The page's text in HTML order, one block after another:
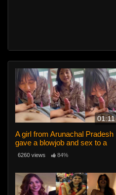
01:11
A girl from Arunachal Pradesh
gave a blowjob and sex to a
horny desi tourist.
6260 views 84%